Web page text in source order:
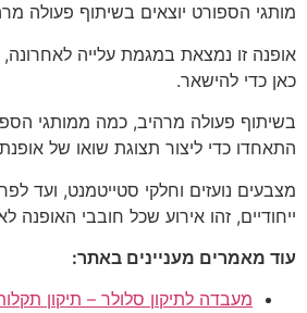
מותגי הספורט יוצאים בשיתוף פעולה
אופנה זו נמצאת במגמת עלייה
כאן כדי להישאר.
בשיתוף פעולה מרהיב, כמה ממותגי
התאחדו כדי ליצור תצוגת שואו של
מצבעים נועזים וחלקי סטייטמנט, ועד
ייחודיים, זהו אירוע שכל חובבי האופנה
עוד מאמרים מעניינים באתר:
מעבדה לתיקון סלולר – תיקון